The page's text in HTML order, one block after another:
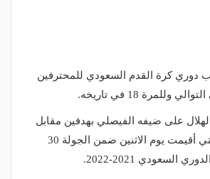
دوري كرة القدم السعودي للمحترفين
18 في تاريخه.
على ضيفه الفيصلي بهدفين مقابل
هدف في المباراة التي أقيمت يوم الاثنين ضمن الجولة 30
السعودي 2021-2022.